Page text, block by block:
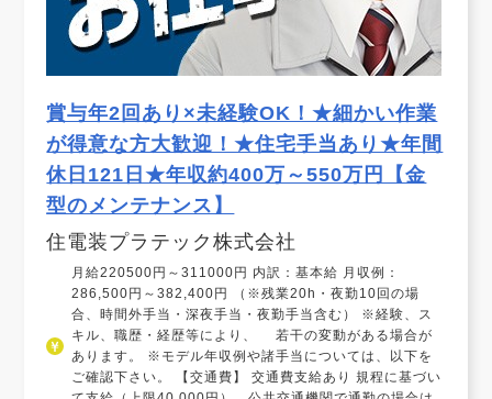
賞与年2回あり×未経験OK！★細かい作業
が得意な方大歓迎！★住宅手当あり★年間
休日121日★年収約400万～550万円【金
型のメンテナンス】
住電装プラテック株式会社
月給220500円～311000円 内訳：基本給 月収例：
286,500円～382,400円 （※残業20h・夜勤10回の場
合、時間外手当・深夜手当・夜勤手当含む） ※経験、ス
キル、職歴・経歴等により、 若干の変動がある場合が
あります。 ※モデル年収例や諸手当については、以下を
ご確認下さい。 【交通費】 交通費支給あり 規程に基づい